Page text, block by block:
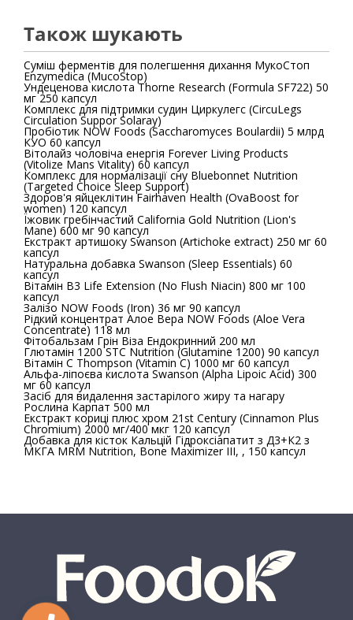
Також шукають
Суміш ферментів для полегшення дихання МукоСтоп
Enzymedica (MucoStop)
Ундеценова кислота Thorne Research (Formula SF722) 50
мг 250 капсул
Комплекс для підтримки судин Циркулегс (CircuLegs
Circulation Suppor Solaray)
Пробіотик NOW Foods (Saccharomyces Boulardii) 5 млрд
КУО 60 капсул
Вітолайз чоловіча енергія Forever Living Products
(Vitolize Mans Vitality) 60 капсул
Комплекс для нормалізації сну Bluebonnet Nutrition
(Targeted Choice Sleep Support)
Здоров'я яйцеклітин Fairhaven Health (OvaBoost for
women) 120 капсул
Їжовик​ гребінчастий California Gold Nutrition (Lion's
Mane) 600 мг 90 капсул
Екстракт артишоку Swanson (Artichoke extract) 250 мг 60
капсул
Натуральна добавка Swanson (Sleep Essentials) 60
капсул
Вітамін B3 Life Extension (No Flush Niacin) 800 мг 100
капсул
Залізо NOW Foods (Iron) 36 мг 90 капсул
Рідкий концентрат Алое Вера NOW Foods (Aloe Vera
Concentrate) 118 мл
Фітобальзам Грін Віза Ендокринний 200 мл
Глютамін 1200 STC Nutrition (Glutamine 1200) 90 капсул
Вітамін С Thompson (Vitamin C) 1000 мг 60 капсул
Альфа-ліпоєва кислота Swanson (Alpha Lipoic Acid) 300
мг 60 капсул
Засіб для видалення застарілого жиру та нагару
Рослина Карпат 500 мл
Екстракт кориці плюс хром 21st Century (Cinnamon Plus
Chromium) 2000 мг/400 мкг 120 капсул
Добавка для кісток Кальцій Гідроксіапатит з Д3+К2 з
МКГА MRM Nutrition, Bone Maximizer III, , 150 капсул